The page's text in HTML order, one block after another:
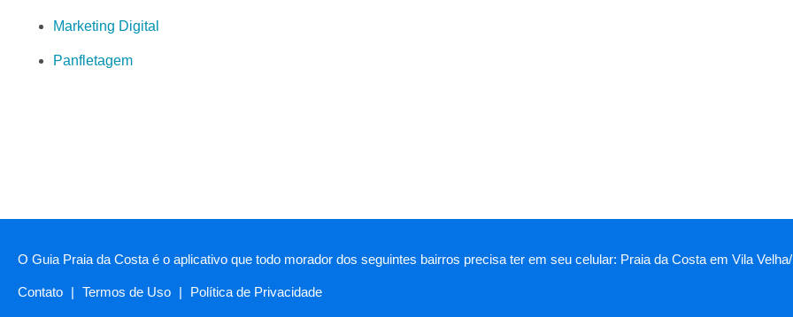
Marketing Digital
Panfletagem
O Guia Praia da Costa é o aplicativo que todo morador dos seguintes bairros precisa ter em seu celular: Praia da Costa em Vila
Contato | Termos de Uso | Política de Privacidade